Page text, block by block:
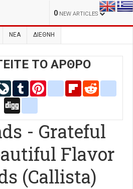
0 NEW ARTICLES
ΝΕΑ ΔΙΕΘΝΗ
ΤΟ ΑΡΘΡΟ
LiveJournal
Tumblr Pinterestblogger_post
Flipboard
- Grateful
Flavor
(Callista)